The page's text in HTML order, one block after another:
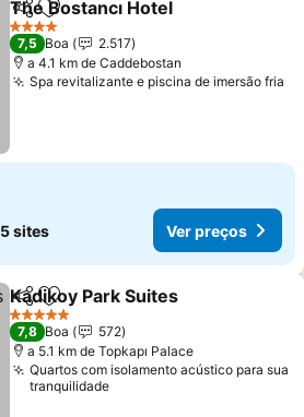
PartilharAdicionar aos favoritos
The Bostancı Hotel
4 Estrelas
7,5 Boa
2.517
a 4.1 km de Caddebostan
Spa revitalizante e piscina de imersão fria
5 sites Ver preços
PartilharAdicionar aos favoritos
Kadikoy Park Suites
5 Estrelas
7,8 Boa
572
a 5.1 km de Topkapı Palace
Quartos com isolamento acústico para sua
tranquilidade